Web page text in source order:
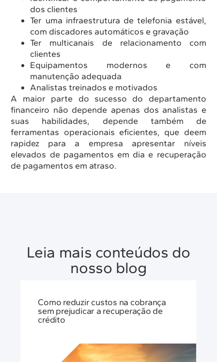
dos clientes
Ter uma infraestrutura de telefonia estável,
com discadores automáticos e gravação
Ter multicanais de relacionamento com
clientes
Equipamentos modernos e com
manutenção adequada
Analistas treinados e motivados
A maior parte do sucesso do departamento
financeiro não depende apenas dos analistas e
suas habilidades, depende também de
ferramentas operacionais eficientes, que deem
rapidez para a empresa apresentar níveis
elevados de pagamentos em dia e recuperação
de pagamentos em atraso.
Leia mais conteúdos do
nosso blog
Como reduzir custos na cobrança
sem prejudicar a recuperação de
crédito